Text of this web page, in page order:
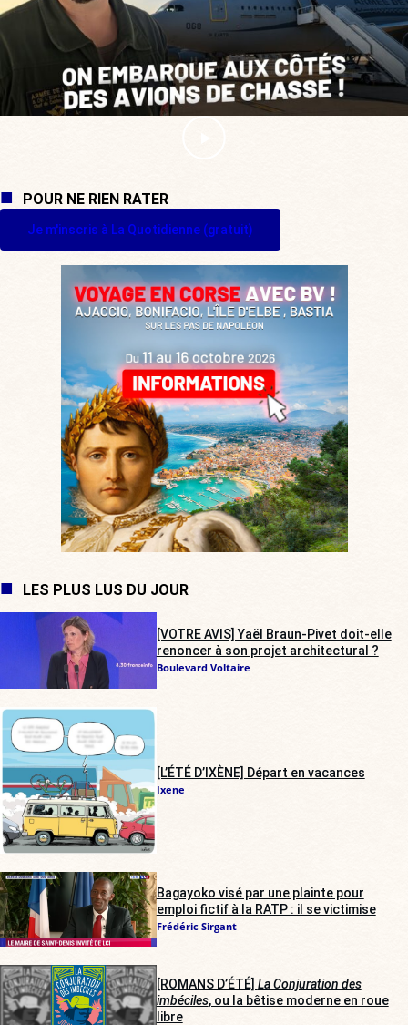
POUR NE RIEN RATER
Je m'inscris à La Quotidienne (gratuit)
LES PLUS LUS DU JOUR
[VOTRE AVIS] Yaël Braun-Pivet doit-elle
renoncer à son projet architectural ?
Boulevard Voltaire
[L’ÉTÉ D’IXÈNE] Départ en vacances
Ixene
Bagayoko visé par une plainte pour
emploi fictif à la RATP : il se victimise
Frédéric Sirgant
[ROMANS D’ÉTÉ] La Conjuration des
imbéciles, ou la bêtise moderne en roue
libre